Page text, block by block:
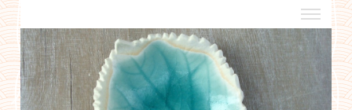
a propos
boutiques de créateurs